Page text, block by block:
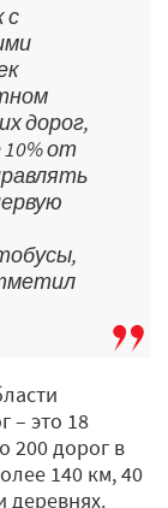
с
дорог,
от
– это 18
200 дорог в
140 км, 40
деревнях.